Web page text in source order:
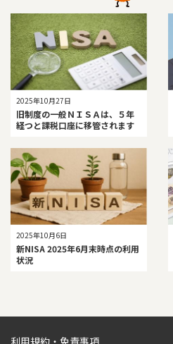
2025年10月27日
旧制度の一般ＮＩＳＡは、５年
経つと課税口座に移管されます
2025年10月6日
新NISA 2025年6月末時点の利用
状況
利用規約・免責事項